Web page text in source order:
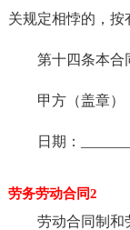
关规定相悖的，按
第十四条本合
甲方（盖章）
日期：
劳务劳动合同2
劳动合同制和